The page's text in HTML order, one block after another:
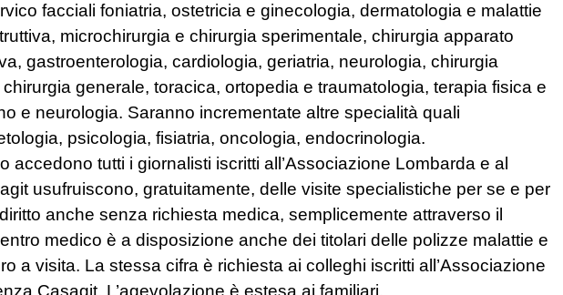
facciali foniatria, ostetricia e ginecologia, dermatologia e malattie
microchirurgia e chirurgia sperimentale, chirurgia apparato
gastroenterologia, cardiologia, geriatria, neurologia, chirurgia
generale, toracica, ortopedia e traumatologia, terapia fisica e
e neurologia. Saranno incrementate altre specialità quali
psicologia, fisiatria, oncologia, endocrinologia.
accedono tutti i giornalisti iscritti all’Associazione Lombarda e al
usufruiscono, gratuitamente, delle visite specialistiche per se e per
anche senza richiesta medica, semplicemente attraverso il
medico è a disposizione anche dei titolari delle polizze malattie e
a visita. La stessa cifra è richiesta ai colleghi iscritti all’Associazione